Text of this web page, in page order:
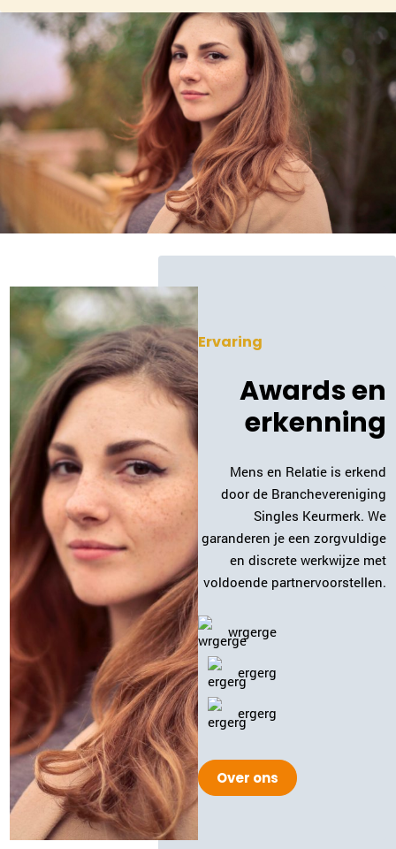
Ervaring
Awards en
erkenning
Mens en Relatie is erkend
door de Branchevereniging
Singles Keurmerk. We
garanderen je een zorgvuldige
en discrete werkwijze met
voldoende partnervoorstellen.
wrgerge
ergerg
ergerg
Over ons